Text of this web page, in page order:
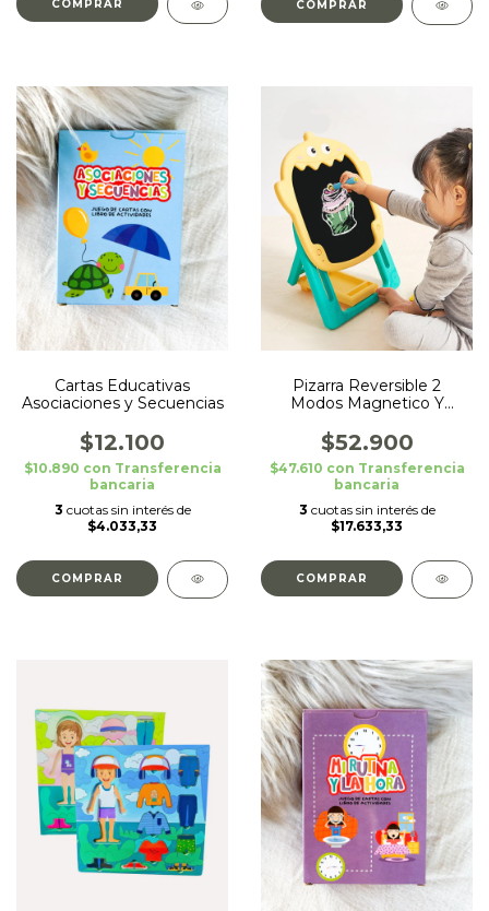
Cartas Educativas
Asociaciones y Secuencias
$12.100
$10.890 con Transferencia
bancaria
3 cuotas sin interés de
$4.033,33
Pizarra Reversible 2
Modos Magnetico Y
$52.900
$47.610 con Transferencia
bancaria
3 cuotas sin interés de
$17.633,33